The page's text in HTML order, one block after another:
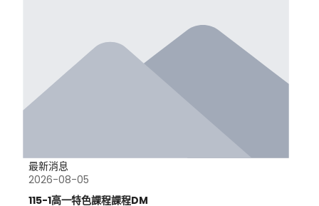
最新消息
2026-08-05
115-1高一特色課程課程DM